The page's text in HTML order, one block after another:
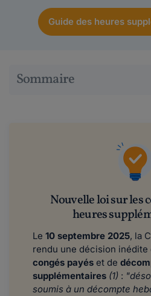
Guide des heures
Sommaire
Nouvelle loi sur les
heures
Le 10 septembre 2025, la
rendu une décision inédite
congés payés et de
supplémentaires (1) :
soumis à un décompte